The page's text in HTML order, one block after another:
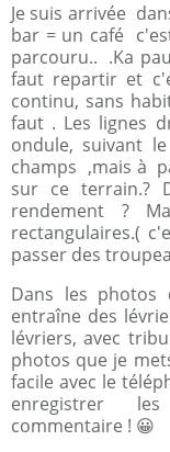
Je suis arrivée
bar = un café
parcouru.. .Ka
faut repartir et
continu, sans
faut . Les lignes
ondule, suivant
champs ,mais à
sur ce terrain.?
rendement ?
rectangulaires.(
passer des
Dans les
entraîne des
lévriers, avec
photos que je
facile avec le
enregistrer
commentaire ! 😀